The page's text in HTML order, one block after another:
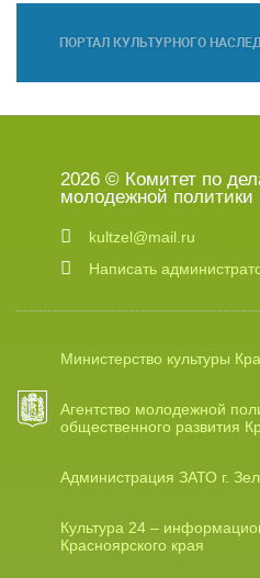
2026 © Комитет по
молодежной политики
kultzel@mail.ru
Написать
Министерство культуры
Агентство молодежной
общественного развития
Администрация ЗАТО г.
Культура 24 –
Красноярского края